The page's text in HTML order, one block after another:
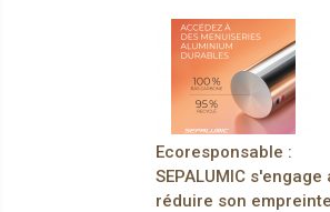
Ecoresponsable :
SEPALUMIC s'engage
réduire son empreinte